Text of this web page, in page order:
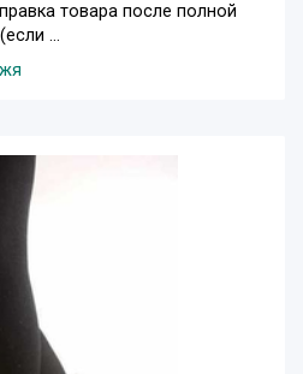
товара после полной
...